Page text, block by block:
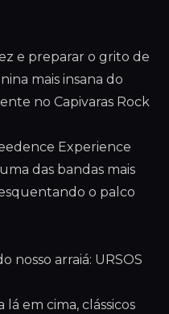
e preparar o grito de
mais insana do
no Capivaras Rock
Experience
das bandas mais
o palco
nosso arraiá: URSOS
em cima, clássicos